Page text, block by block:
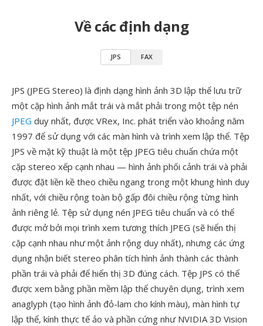
Về các định dạng
JPS FAX
JPS (JPEG Stereo) là định dạng hình ảnh 3D lập thể lưu trữ
một cặp hình ảnh mắt trái và mắt phải trong một tệp nén
JPEG duy nhất, được VRex, Inc. phát triển vào khoảng năm
1997 để sử dụng với các màn hình và trình xem lập thể. Tệp
JPS về mặt kỹ thuật là một tệp JPEG tiêu chuẩn chứa một
cặp stereo xếp cạnh nhau — hình ảnh phối cảnh trái và phải
được đặt liền kề theo chiều ngang trong một khung hình duy
nhất, với chiều rộng toàn bộ gấp đôi chiều rộng từng hình
ảnh riêng lẻ. Tệp sử dụng nén JPEG tiêu chuẩn và có thể
được mở bởi mọi trình xem tương thích JPEG (sẽ hiển thị
cặp cạnh nhau như một ảnh rộng duy nhất), nhưng các ứng
dụng nhận biết stereo phân tích hình ảnh thành các thành
phần trái và phải để hiển thị 3D đúng cách. Tệp JPS có thể
được xem bằng phần mềm lập thể chuyên dụng, trình xem
anaglyph (tạo hình ảnh đỏ-lam cho kính màu), màn hình tự
lập thể, kính thực tế ảo và phần cứng như NVIDIA 3D Vision